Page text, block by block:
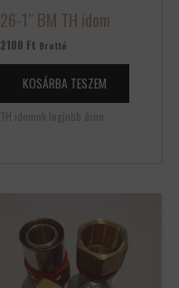
26-1″ BM TH idom
2100 Ft Bruttó
KOSÁRBA TESZEM
TH idomok legjobb áron